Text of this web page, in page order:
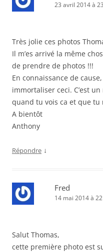
23 avril 2014 à
Très jolie ces photos
Il m’es arrivé la même
de prendre de photos !!!
En connaissance de
immortaliser ceci. C’est
quand tu vois ca et que tu
A bientôt
Anthony
Répondre ↓
Fred
14 mai 2014 à
Salut Thomas,
cette première photo est